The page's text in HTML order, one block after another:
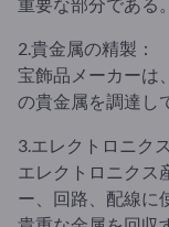
2.貴金属の精製：
宝飾品メーカーは
の貴金属を調達し
3.エレクトロニク
エレクトロニクス
ー、回路、配線に